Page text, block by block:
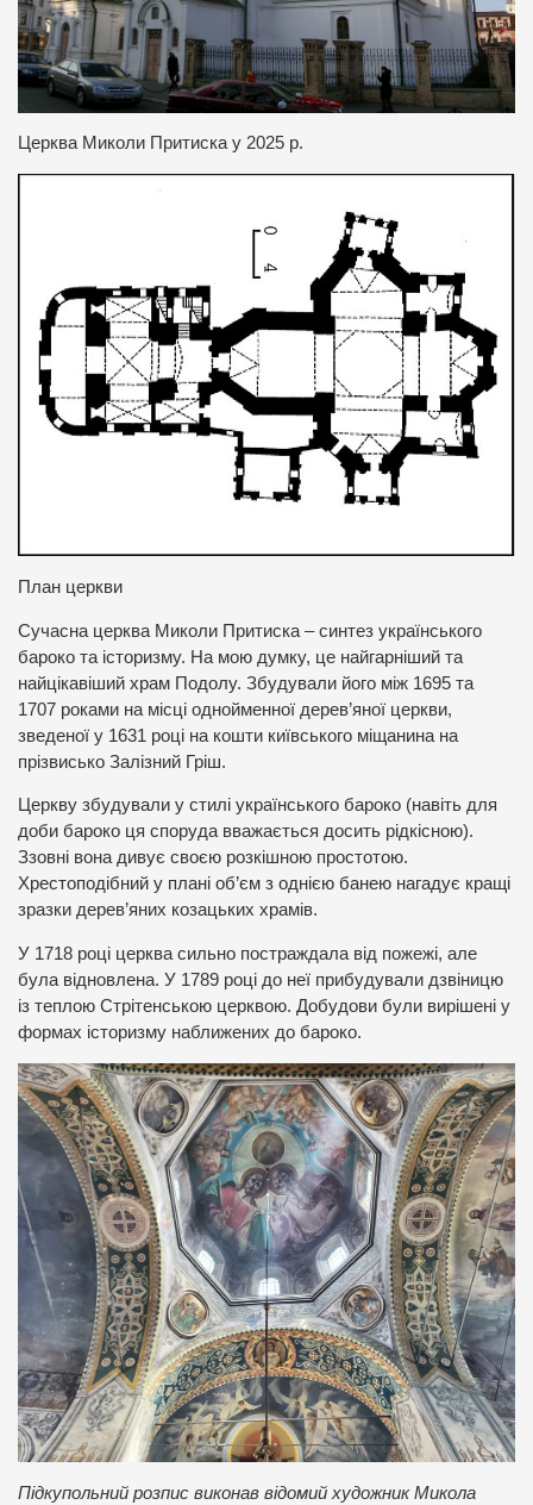
Церква Миколи Притиска у 2025 р.
План церкви
Сучасна церква Миколи Притиска – синтез українського
бароко та історизму. На мою думку, це найгарніший та
найцікавіший храм Подолу. Збудували його між 1695 та
1707 роками на місці однойменної дерев’яної церкви,
зведеної у 1631 році на кошти київського міщанина на
прізвисько Залізний Гріш.
Церкву збудували у стилі українського бароко (навіть для
доби бароко ця споруда вважається досить рідкісною).
Ззовні вона дивує своєю розкішною простотою.
Хрестоподібний у плані об’єм з однією банею нагадує кращі
зразки дерев’яних козацьких храмів.
У 1718 році церква сильно постраждала від пожежі, але
була відновлена. У 1789 році до неї прибудували дзвіницю
із теплою Стрітенською церквою. Добудови були вирішені у
формах історизму наближених до бароко.
Підкупольний розпис виконав відомий художник Микола